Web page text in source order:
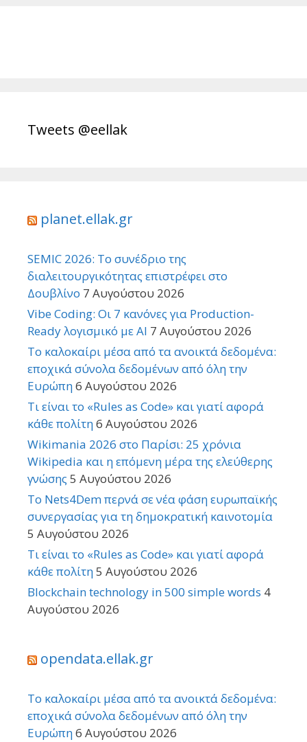
Tweets @eellak
planet.ellak.gr
SEMIC 2026: Το συνέδριο της
διαλειτουργικότητας επιστρέφει στο
Δουβλίνο 7 Αυγούστου 2026
Vibe Coding: Οι 7 κανόνες για Production-
Ready λογισμικό με AI 7 Αυγούστου 2026
Το καλοκαίρι μέσα από τα ανοικτά δεδομένα:
εποχικά σύνολα δεδομένων από όλη την
Ευρώπη6 Αυγούστου 2026
Τι είναι το «Rules as Code» και γιατί αφορά
κάθε πολίτη6 Αυγούστου 2026
Wikimania 2026 στο Παρίσι: 25 χρόνια
Wikipedia και η επόμενη μέρα της ελεύθερης
γνώσης 5 Αυγούστου 2026
Το Nets4Dem περνά σε νέα φάση ευρωπαϊκής
συνεργασίας για τη δημοκρατική καινοτομία
5 Αυγούστου 2026
Τι είναι το «Rules as Code» και γιατί αφορά
κάθε πολίτη5 Αυγούστου 2026
Blockchain technology in 500 simple words 4
Αυγούστου 2026
opendata.ellak.gr
Το καλοκαίρι μέσα από τα ανοικτά δεδομένα:
εποχικά σύνολα δεδομένων από όλη την
Ευρώπη6 Αυγούστου 2026